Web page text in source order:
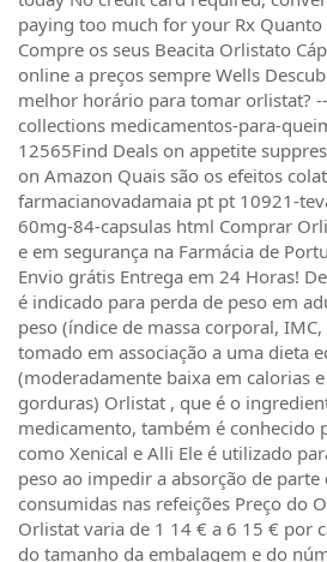
paying too much for your Rx Quanto
Compre os seus Beacita Orlistato
online a preços sempre Wells
melhor horário para tomar orlistat?
collections medicamentos-para-
12565Find Deals on appetite
on Amazon Quais são os efeitos
farmacianovadamaia pt pt 10921-
60mg-84-capsulas html Comprar
e em segurança na Farmácia de
Envio grátis Entrega em 24 Horas!
é indicado para perda de peso em
peso (índice de massa corporal,
tomado em associação a uma dieta
(moderadamente baixa em calorias
gorduras) Orlistat , que é o
medicamento, também é conhecido
como Xenical e Alli Ele é utilizado
peso ao impedir a absorção de parte
consumidas nas refeições Preço do
Orlistat varia de 1 14 € a 6 15 € por
do tamanho da embalagem e do